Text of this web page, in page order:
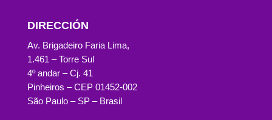
DIRECCIÓN
Av. Brigadeiro Faria Lima,
1.461 – Torre Sul
4º andar – Cj. 41
Pinheiros – CEP 01452-002
São Paulo – SP – Brasil